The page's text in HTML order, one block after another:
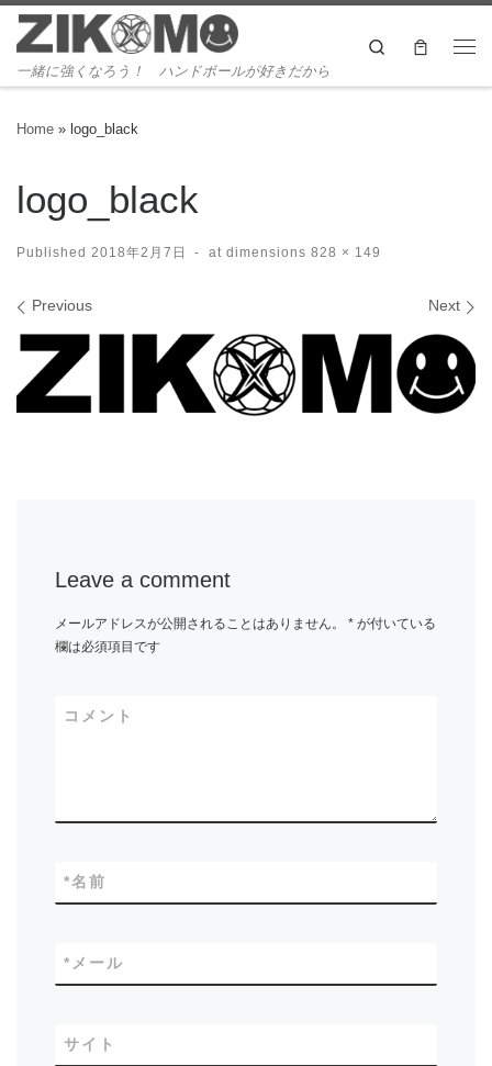
Skip to content
一緒に強くなろう！ ハンドボールが好きだから
Search
Home » logo_black
logo_black
Published 2018年2月7日 - at dimensions 828 × 149
Images navigation
Previous Next
Leave a comment
メールアドレスが公開されることはありません。 * が付いている
欄は必須項目です
コメント
名前
*
メール
*
サイト